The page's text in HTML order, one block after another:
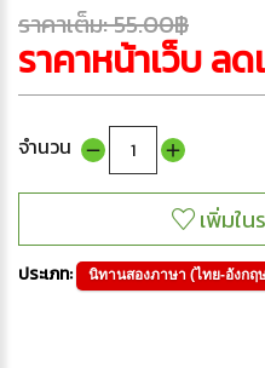
ราคาเต็ม: 55.00฿
ราคาหน้าเว็บ ล
จำนวน
ประเภท: นิทานสองภาษา (ไทย-อังกฤ